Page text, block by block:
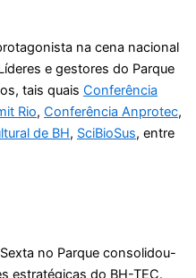
na cena nacional
e gestores do Parque
tais quais Conferência
Rio, Conferência Anprotec,
de BH, SciBioSus, entre
no Parque consolidou-
estratégicas do BH-TEC.